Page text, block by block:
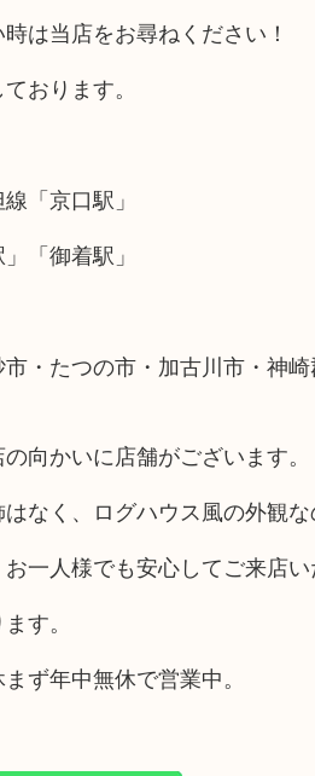
は当店をお尋ねください！
おります。
「京口駅」
「御着駅」
・たつの市・加古川市・神
向かいに店舗がございます。
なく、ログハウス風の外観
一人様でも安心してご来店い
す。
ず年中無休で営業中。